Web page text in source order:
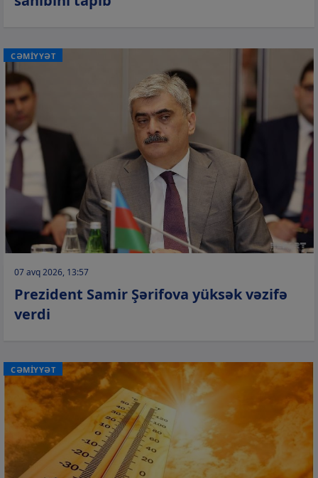
CƏMİYYƏT
07 avq 2026, 13:57
Prezident Samir Şərifova yüksək vəzifə
verdi
CƏMİYYƏT